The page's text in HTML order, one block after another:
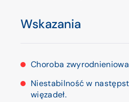
Wskazania
Choroba
Niestabilność w
więzadeł.